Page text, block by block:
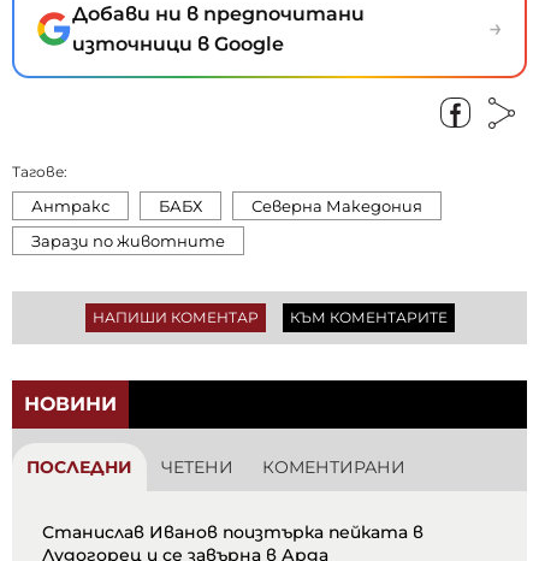
Добави ни в предпочитани
източници в Google
→
Тагове:
Антракс БАБХ
Северна Македония
Зарази по животните
НАПИШИ КОМЕНТАР КЪМ КОМЕНТАРИТЕ
НОВИНИ
ПОСЛЕДНИ ЧЕТЕНИ КОМЕНТИРАНИ
Станислав Иванов поизтърка пейката в
Лудогорец и се завърна в Арда